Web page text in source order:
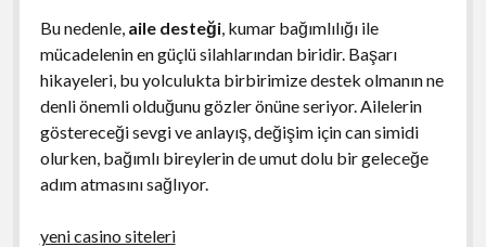
Bu nedenle, aile desteği, kumar bağımlılığı ile
mücadelenin en güçlü silahlarından biridir. Başarı
hikayeleri, bu yolculukta birbirimize destek olmanın ne
denli önemli olduğunu gözler önüne seriyor. Ailelerin
göstereceği sevgi ve anlayış, değişim için can simidi
olurken, bağımlı bireylerin de umut dolu bir geleceğe
adım atmasını sağlıyor.
yeni casino siteleri